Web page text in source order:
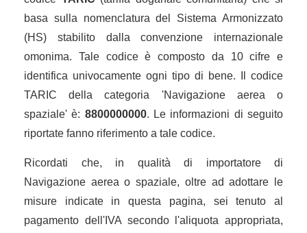
basa sulla nomenclatura del Sistema Armonizzato
(HS) stabilito dalla convenzione internazionale
omonima. Tale codice è composto da 10 cifre e
identifica univocamente ogni tipo di bene. Il codice
TARIC della categoria 'Navigazione aerea o
spaziale' è: 8800000000. Le informazioni di seguito
riportate fanno riferimento a tale codice.
Ricordati che, in qualità di importatore di
Navigazione aerea o spaziale, oltre ad adottare le
misure indicate in questa pagina, sei tenuto al
pagamento dell'IVA secondo l'aliquota appropriata,